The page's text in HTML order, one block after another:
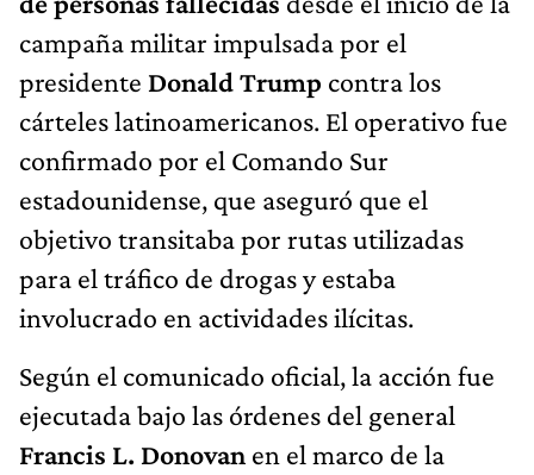
campaña militar impulsada por el
presidente Donald Trump contra los
cárteles latinoamericanos. El operativo fue
confirmado por el Comando Sur
estadounidense, que aseguró que el
objetivo transitaba por rutas utilizadas
para el tráfico de drogas y estaba
involucrado en actividades ilícitas.
Según el comunicado oficial, la acción fue
ejecutada bajo las órdenes del general
Francis L. Donovan en el marco de la